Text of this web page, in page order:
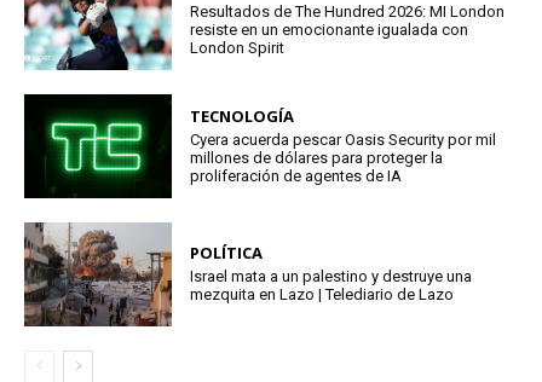
Resultados de The Hundred 2026: MI London
resiste en un emocionante igualada con
London Spirit
TECNOLOGÍA
Cyera acuerda pescar Oasis Security por mil
millones de dólares para proteger la
proliferación de agentes de IA
POLÍTICA
Israel mata a un palestino y destruye una
mezquita en Lazo | Telediario de Lazo